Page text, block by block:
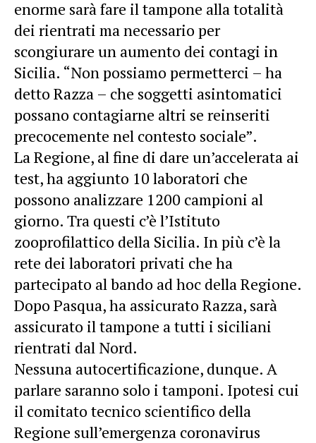
enorme sarà fare il tampone alla totalità
dei rientrati ma necessario per
scongiurare un aumento dei contagi in
Sicilia. “Non possiamo permetterci – ha
detto Razza – che soggetti asintomatici
possano contagiarne altri se reinseriti
precocemente nel contesto sociale”.
La Regione, al fine di dare un’accelerata ai
test, ha aggiunto 10 laboratori che
possono analizzare 1200 campioni al
giorno. Tra questi c’è l’Istituto
zooprofilattico della Sicilia. In più c’è la
rete dei laboratori privati che ha
partecipato al bando ad hoc della Regione.
Dopo Pasqua, ha assicurato Razza, sarà
assicurato il tampone a tutti i siciliani
rientrati dal Nord.
Nessuna autocertificazione, dunque. A
parlare saranno solo i tamponi. Ipotesi cui
il comitato tecnico scientifico della
Regione sull’emergenza coronavirus